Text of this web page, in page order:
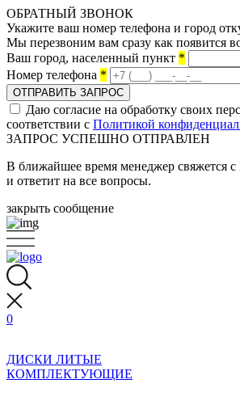
ОБРАТНЫЙ ЗВОНОК
Укажите ваш номер телефона и город
Мы перезвоним вам сразу как появится
Ваш город, населенный пункт *
Номер телефона *
ОТПРАВИТЬ ЗАПРОС
Даю согласие на обработку своих
соответствии с Политикой
ЗАПРОС УСПЕШНО ОТПРАВЛЕН
В ближайшее время менеджер свяжется
и ответит на все вопросы.
закрыть сообщение
0
ДИСКИ ЛИТЫЕ
КОМПЛЕКТУЮЩИЕ